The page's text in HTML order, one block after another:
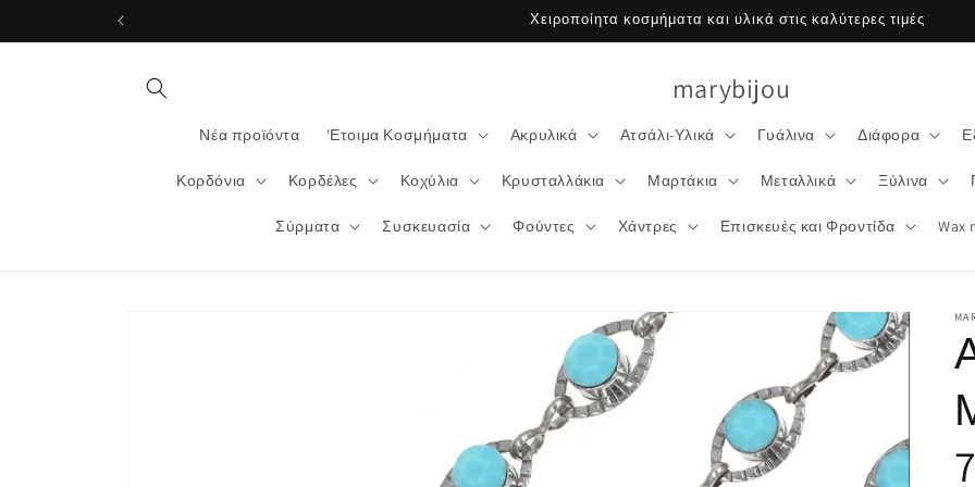
Χειροποίητα κοσμήματα και υλικά στις καλύτερες τιμές
marybijou
Νέα προϊόντα 'Ετοιμα Κοσμήματα Ακρυλικά Ατσάλι-Υλικά Γυάλινα Διάφορα
Κορδόνια Κορδέλες Κοχύλια Κρυσταλλάκια Μαρτάκια Μεταλλικά Ξύλινα
Σύρματα Συσκευασία Φούντες Χάντρες Επισκευές και Φροντίδα Wax